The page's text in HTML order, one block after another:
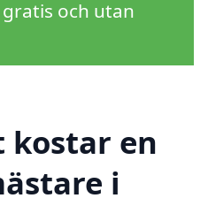
och utan
kostar en
i